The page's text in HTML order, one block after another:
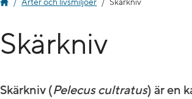
Skärkniv
Skärkniv (Pelecus cultratus) är en